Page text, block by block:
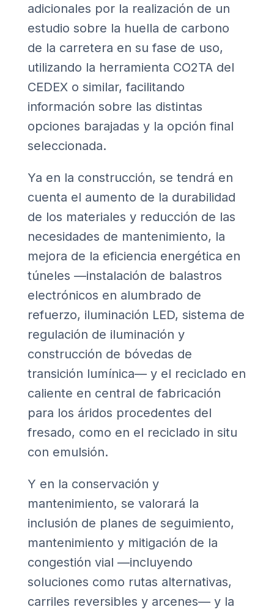
adicionales por la realización de un
estudio sobre la huella de carbono
de la carretera en su fase de uso,
utilizando la herramienta CO2TA del
CEDEX o similar, facilitando
información sobre las distintas
opciones barajadas y la opción final
seleccionada.
Ya en la construcción, se tendrá en
cuenta el aumento de la durabilidad
de los materiales y reducción de las
necesidades de mantenimiento, la
mejora de la eficiencia energética en
túneles —instalación de balastros
electrónicos en alumbrado de
refuerzo, iluminación LED, sistema de
regulación de iluminación y
construcción de bóvedas de
transición lumínica— y el reciclado en
caliente en central de fabricación
para los áridos procedentes del
fresado, como en el reciclado in situ
con emulsión.
Y en la conservación y
mantenimiento, se valorará la
inclusión de planes de seguimiento,
mantenimiento y mitigación de la
congestión vial —incluyendo
soluciones como rutas alternativas,
carriles reversibles y arcenes— y la